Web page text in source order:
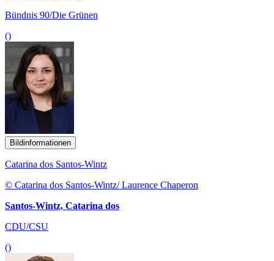
Bündnis 90/Die Grünen
()
Bildinformationen
Catarina dos Santos-Wintz
© Catarina dos Santos-Wintz/ Laurence Chaperon
Santos-Wintz, Catarina dos
CDU/CSU
()